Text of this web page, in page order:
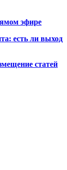
эфире
есть ли выход
статей